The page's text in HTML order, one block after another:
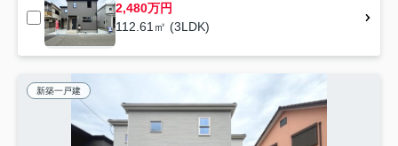
2,480万円
112.61㎡ (3LDK)
新築一戸建